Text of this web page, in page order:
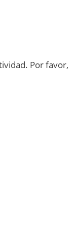
Por favor,